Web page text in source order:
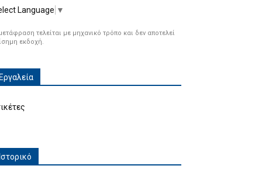
Language ▼
τελείται με μηχανικό τρόπο και δεν αποτελεί
εκδοχή.
Εργαλεία
Ιστορικό